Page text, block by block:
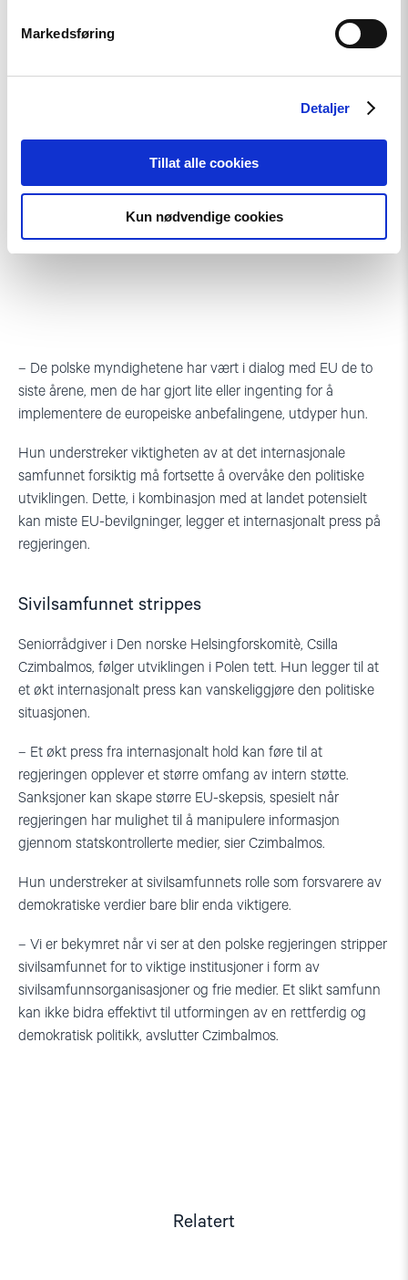
Markedsføring
Detaljer
Tillat alle cookies
Kun nødvendige cookies
Helsingforskomite.
– De polske myndighetene har vært i dialog med EU de to
siste årene, men de har gjort lite eller ingenting for å
implementere de europeiske anbefalingene, utdyper hun.
Hun understreker viktigheten av at det internasjonale
samfunnet forsiktig må fortsette å overvåke den politiske
utviklingen. Dette, i kombinasjon med at landet potensielt
kan miste EU-bevilgninger, legger et internasjonalt press på
regjeringen.
Sivilsamfunnet strippes
Seniorrådgiver i Den norske Helsingforskomitè, Csilla
Czimbalmos, følger utviklingen i Polen tett. Hun legger til at
et økt internasjonalt press kan vanskeliggjøre den politiske
situasjonen.
– Et økt press fra internasjonalt hold kan føre til at
regjeringen opplever et større omfang av intern støtte.
Sanksjoner kan skape større EU-skepsis, spesielt når
regjeringen har mulighet til å manipulere informasjon
gjennom statskontrollerte medier, sier Czimbalmos.
Hun understreker at sivilsamfunnets rolle som forsvarere av
demokratiske verdier bare blir enda viktigere.
– Vi er bekymret når vi ser at den polske regjeringen stripper
sivilsamfunnet for to viktige institusjoner i form av
sivilsamfunnsorganisasjoner og frie medier. Et slikt samfunn
kan ikke bidra effektivt til utformingen av en rettferdig og
demokratisk politikk, avslutter Czimbalmos.
Relatert